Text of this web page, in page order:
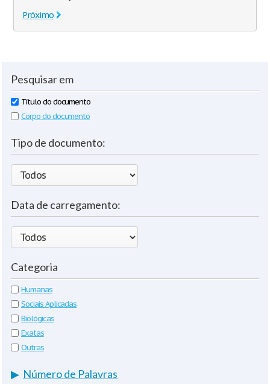
Próximo
Pesquisar em
Título do documento
Corpo do documento
Tipo de documento:
Data de carregamento:
Categoria
Humanas
Sociais Aplicadas
Biológicas
Exatas
Outras
▶ Número de Palavras